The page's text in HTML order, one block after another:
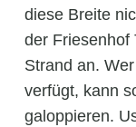
diese Breite
der Friesenhof
Strand an.
verfügt, kann
galoppieren.